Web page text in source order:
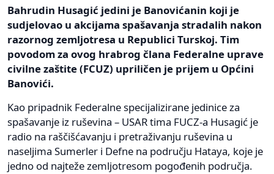
Bahrudin Husagić jedini je Banovićanin koji je
sudjelovao u akcijama spašavanja stradalih nakon
razornog zemljotresa u Republici Turskoj. Tim
povodom za ovog hrabrog člana Federalne uprave
civilne zaštite (FCUZ) upriličen je prijem u Općini
Banovići.
Kao pripadnik Federalne specijalizirane jedinice za
spašavanje iz ruševina – USAR tima FUCZ-a Husagić je
radio na raščišćavanju i pretraživanju ruševina u
naseljima Sumerler i Defne na području Hataya, koje je
jedno od najteže zemljotresom pogođenih područja.